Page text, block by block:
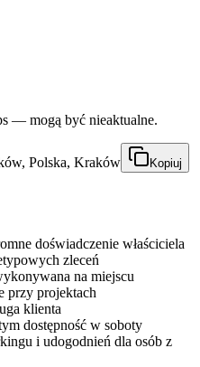
— mogą być nieaktualne.
Polska, Kraków Kopiuj
doświadczenie właściciela
zleceń
na miejscu
przy projektach
klienta
dostępność w soboty
i udogodnień dla osób z